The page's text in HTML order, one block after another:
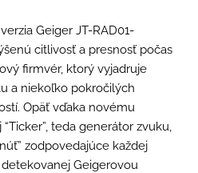
Geiger JT-RAD01-
citlivosť a presnosť počas
firmvér, ktorý vyjadruje
a niekoľko pokročilých
Opäť vďaka novému
teda generátor zvuku,
zodpovedajúce každej
Geigerovou